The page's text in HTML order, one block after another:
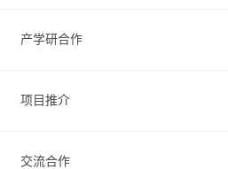
产学研合作
项目推介
交流合作